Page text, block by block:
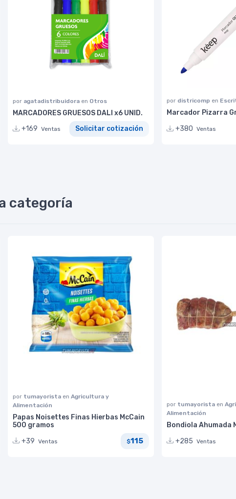
por agatadistribuidora en Otros
MARCADORES GRUESOS DALI x6 UNID.
+169 Ventas Solicitar cotización
por districomp en
Marcador Pizarra
+380 Ventas
categoría
por tumayorista en Agricultura y
Alimentación
Papas Noisettes Finas Hierbas McCain
500 gramos
+39 Ventas $115
por tumayorista en
Alimentación
Bondiola Ahumada
+285 Ventas